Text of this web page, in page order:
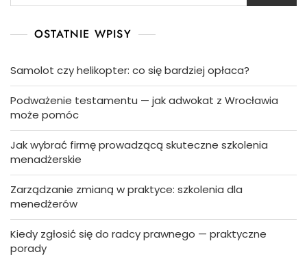
OSTATNIE WPISY
Samolot czy helikopter: co się bardziej opłaca?
Podważenie testamentu — jak adwokat z Wrocławia
może pomóc
Jak wybrać firmę prowadzącą skuteczne szkolenia
menadżerskie
Zarządzanie zmianą w praktyce: szkolenia dla
menedżerów
Kiedy zgłosić się do radcy prawnego — praktyczne
porady